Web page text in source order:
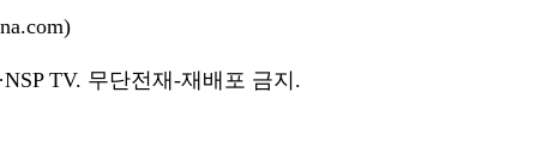
TV. 무단전재-재배포 금지.